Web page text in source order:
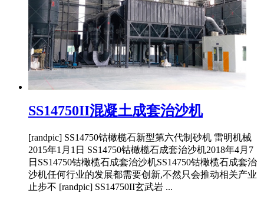
SS14750II混凝土成套治沙机
[randpic] SS14750钴橄榄石新型第六代制砂机 雷明机械
2015年1月1日 SS14750钴橄榄石成套治沙机2018年4月7
日SS14750钴橄榄石成套治沙机SS14750钴橄榄石成套治
沙机任何行业的发展都需要创新,不然只会推动相关产业
止步不 [randpic] SS14750II玄武岩 ...